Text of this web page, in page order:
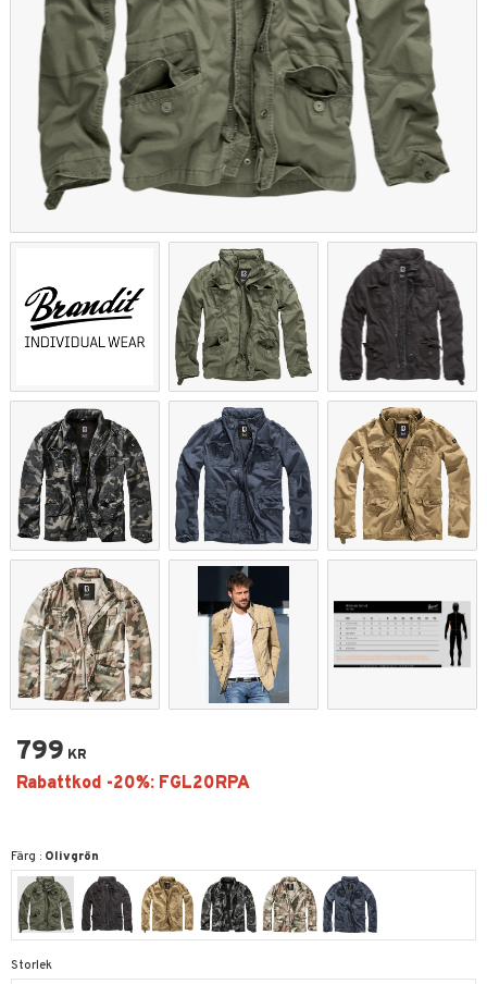
799 KR
Färg : Olivgrön
Storlek